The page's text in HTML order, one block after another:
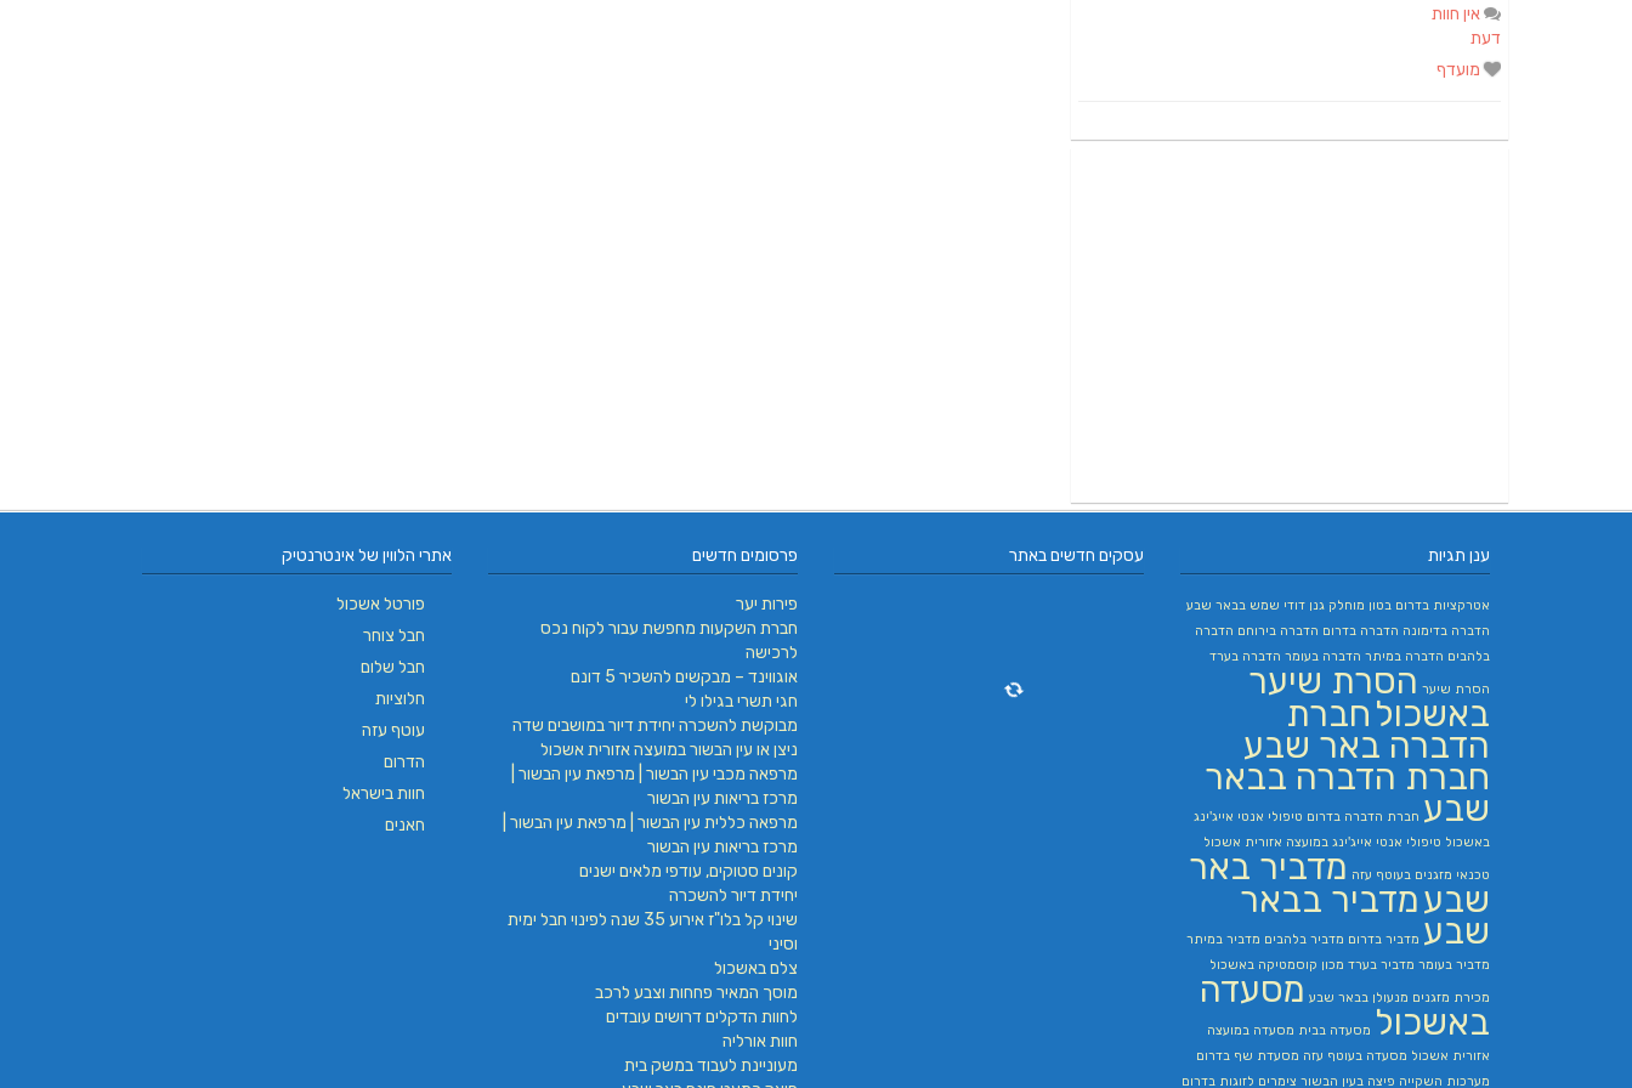
אין חוות
דעת
מועדף
אתרי הלווין של אינטרנטיק
פורטל אשכול
חבל צוחר
חבל שלום
חלוציות
עוטף עזה
הדרום
חוות בישראל
חאנים
פרסומים חדשים
פירות יער
חברת השקעות מחפשת עבור לקוח נכס
לרכישה
אוגווינד – מבקשים להשכיר 5 דונם
חגי תשרי בגילו לי
מבוקשת להשכרה יחידת דיור במושבים שדה
ניצן או עין הבשור במועצה אזורית אשכול
מרפאה מכבי עין הבשור | מרפאת עין הבשור |
מרכז בריאות עין הבשור
מרפאה כללית עין הבשור | מרפאת עין הבשור |
מרכז בריאות עין הבשור
קונים סטוקים, עודפי מלאים ישנים
יחידת דיור להשכרה
שינוי קל בלו"ז אירוע 35 שנה לפינוי חבל ימית
וסיני
צלם באשכול
מוסך המאיר פחחות וצבע לרכב
לחוות הדקלים דרושים עובדים
חוות אורליה
מעוניינת לעבוד במשק בית
עסקים חדשים באתר ענן תגיות
אטרקציות בדרום בטון מוחלק גנן דודי שמש בבאר שבע
הדברה בדימונה הדברה בדרום הדברה בירוחם הדברה
בלהבים הדברה במיתר הדברה בעומר הדברה בערד
הסרת שיער הסרת שיער
באשכול חברת
הדברה באר שבע
חברת הדברה בבאר
שבע חברת הדברה בדרום טיפולי אנטי אייג'ינג
באשכול טיפולי אנטי אייג'ינג במועצה אזורית אשכול
טכנאי מזגנים בעוטף עזה מדביר באר
שבעמדביר בבאר
שבע מדביר בדרום מדביר בלהבים מדביר במיתר
מדביר בעומר מדביר בערד מכון קוסמטיקה באשכול
מכירת מזגנים מנעולן בבאר שבע מסעדה
באשכול מסעדה בבית מסעדה במועצה
אזורית אשכול מסעדה בעוטף עזה מסעדת שף בדרום
מערכות השקייה פיצה בעין הבשור צימרים לזוגות בדרום